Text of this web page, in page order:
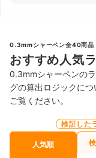
0.3mmシャーペン全40商品
おすすめ人気
0.3mmシャーペンの
グの算出ロジックにつ
ご覧ください。
人気順
検証した